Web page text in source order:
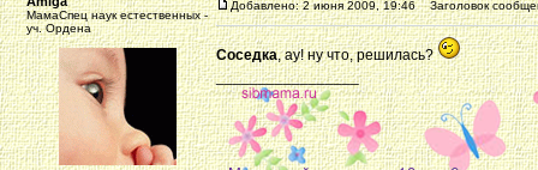
МамаСпец наук естественных -
уч. Ордена
Добавлено: 2 июня 2009, 19:46 Заголовок
Соседка, ау! ну что, решилась?
_________________